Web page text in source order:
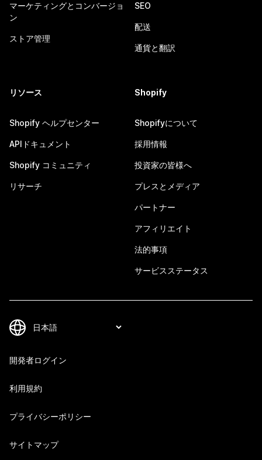
マーケティングとコンバージョ
ン
ストア管理
SEO
配送
通貨と翻訳
リソース
Shopify ヘルプセンター
APIドキュメント
Shopify コミュニティ
リサーチ
Shopify
Shopifyについて
採用情報
投資家の皆様へ
プレスとメディア
パートナー
アフィリエイト
法的事項
サービスステータス
開発者ログイン
利用規約
プライバシーポリシー
サイトマップ